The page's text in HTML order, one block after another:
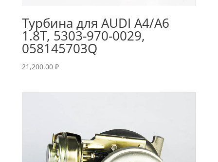
Турбина для AUDI A4/A6
1.8T, 5303-970-0029,
058145703Q
21,200.00 ₽